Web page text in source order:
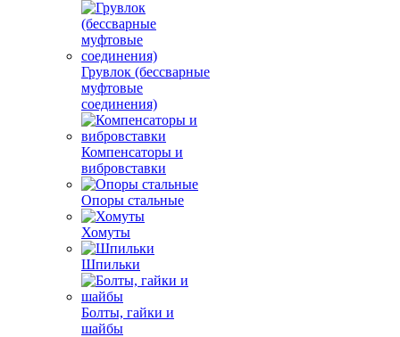
Грувлок (бессварные
муфтовые
соединения)
Компенсаторы и
вибровставки
Опоры стальные
Хомуты
Шпильки
Болты, гайки и
шайбы